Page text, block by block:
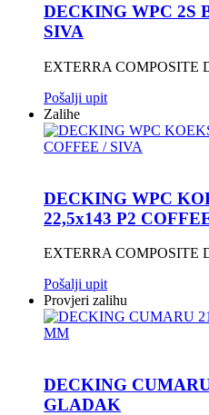
DECKING WPC 2S
SIVA
EXTERRA COMPOSITE
Pošalji upit
Zalihe
DECKING WPC
22,5x143 P2
EXTERRA COMPOSITE
Pošalji upit
Provjeri zalihu
DECKING
GLADAK